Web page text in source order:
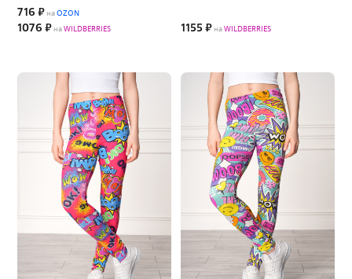
716 ₽ наOZON
1076 ₽ наWILDBERRIES 1155 ₽ наWILDBERRIES